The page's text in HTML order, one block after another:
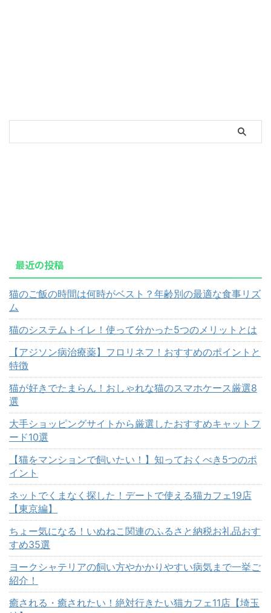
最近の投稿
猫のご飯の時間は何時がベスト？年齢別の最適な食事リズ
ム
猫のシステムトイレ！使って分かった5つのメリットとは
【アジソン病治療薬】フロリネフ！おすすめのポイントと
特徴
猫が好きでたまらん！おしゃれな猫のスマホケース厳選8
選
大手ショッピングサイトから厳選したおすすめキャットフ
ード10選
【猫をマンションで飼いたい！】知っておくべき5つのポ
イント
ネットでくまなく探した！デートで使える猫カフェ19店
【東京編】
ちょー気になる！いぬねこ関連のふるさと納税お礼品おす
すめ35選
ヨークシャテリアの飼い方やかかりやすい病気まで一挙ご
紹介！
癒される・癒されたい！絶対行きたい猫カフェ11店【埼玉